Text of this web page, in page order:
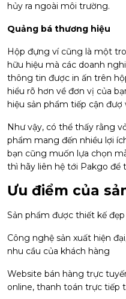
hủy ra ngoài môi trường.
Quảng bá thương hiệu
Hộp đựng ví cũng là một
hữu hiệu mà các doanh
thông tin được in ấn trên
hiểu rõ hơn về đơn vị của
hiệu sản phẩm tiếp cận
Như vậy, có thể thấy rằng
phẩm mang đến nhiều lợi
bạn cũng muốn lựa chọn
thì hãy liên hệ tới Pakgo để
Ưu điểm của
Sản phẩm được thiết kế
Công nghệ sản xuất hiện
nhu cầu của khách hàng
Website bán hàng trực
online, thanh toán trực tiếp